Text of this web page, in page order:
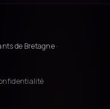
de Bretagne ·